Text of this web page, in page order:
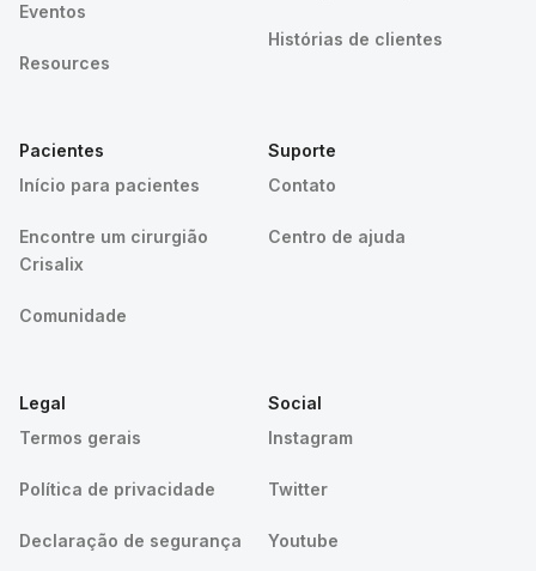
Eventos
Resources
Histórias de clientes
Pacientes
Início para pacientes
Encontre um cirurgião
Crisalix
Comunidade
Suporte
Contato
Centro de ajuda
Legal
Termos gerais
Política de privacidade
Declaração de segurança
Social
Instagram
Twitter
Youtube